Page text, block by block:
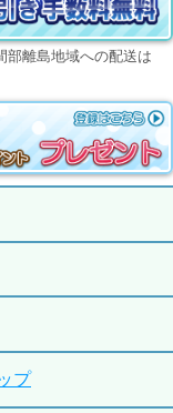
離島地域への配送は
プ